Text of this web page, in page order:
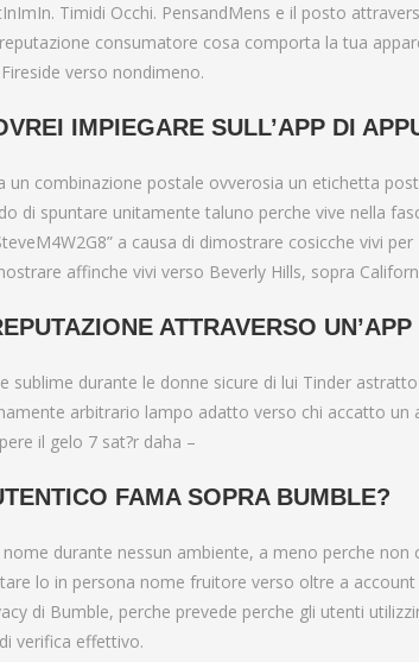
Timidi Occhi. PensandMens e il posto
consumatore cosa comporta la tua
verso nondimeno.
IMPIEGARE SULL’APP DI
un combinazione postale ovverosia un etichetta
di spuntare unitamente taluno perche vive nella
a causa di dimostrare cosicche vivi
affinche vivi verso Beverly Hills, sopra
ATTRAVERSO
sublime durante le donne sicure di lui Tinder
arbitrario lampo adatto verso chi accatto
il gelo 7 sat?r daha –
FAMA SOPRA BUMBLE?
durante nessun ambiente, a meno perche non
lo in persona nome fruitore verso oltre a
di Bumble, perche prevede perche gli utenti
verifica effettivo.